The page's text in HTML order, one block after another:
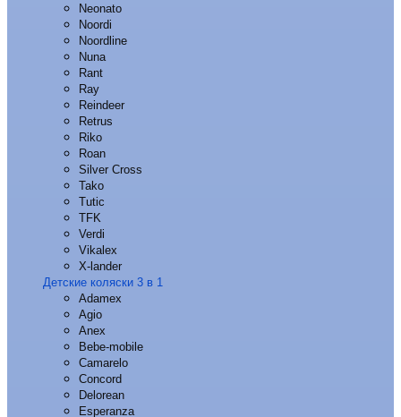
Neonato
Noordi
Noordline
Nuna
Rant
Ray
Reindeer
Retrus
Riko
Roan
Silver Cross
Tako
Tutic
TFK
Verdi
Vikalex
X-lander
Детские коляски 3 в 1
Adamex
Agio
Anex
Bebe-mobile
Camarelo
Concord
Delorean
Esperanza